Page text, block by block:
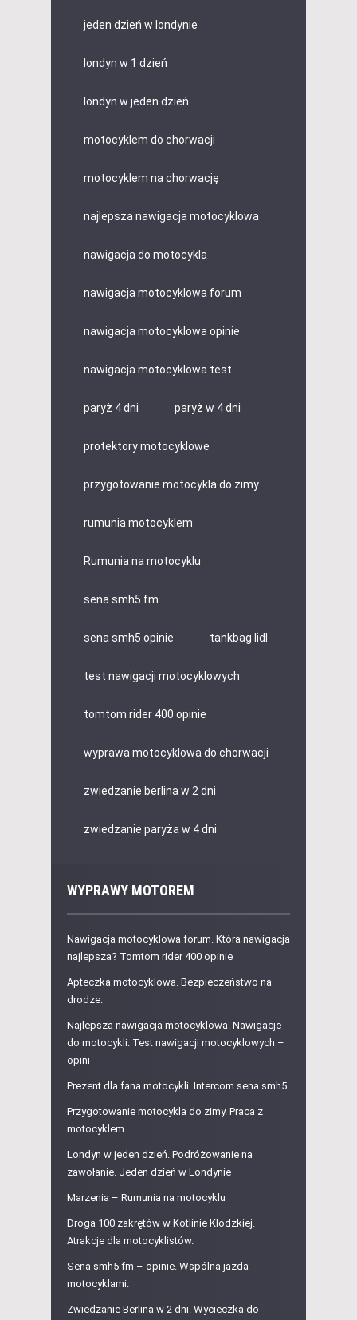
jeden dzień w londynie
londyn w 1 dzień
londyn w jeden dzień
motocyklem do chorwacji
motocyklem na chorwację
najlepsza nawigacja motocyklowa
nawigacja do motocykla
nawigacja motocyklowa forum
nawigacja motocyklowa opinie
nawigacja motocyklowa test
paryż 4 dni paryż w 4 dni
protektory motocyklowe
przygotowanie motocykla do zimy
rumunia motocyklem
Rumunia na motocyklu
sena smh5 fm
sena smh5 opinie tankbag lidl
test nawigacji motocyklowych
tomtom rider 400 opinie
wyprawa motocyklowa do chorwacji
zwiedzanie berlina w 2 dni
zwiedzanie paryża w 4 dni
WYPRAWY MOTOREM
Nawigacja motocyklowa forum. Która nawigacja
najlepsza? Tomtom rider 400 opinie
Apteczka motocyklowa. Bezpieczeństwo na
drodze.
Najlepsza nawigacja motocyklowa. Nawigacje
do motocykli. Test nawigacji motocyklowych –
opini
Prezent dla fana motocykli. Intercom sena smh5
Przygotowanie motocykla do zimy. Praca z
motocyklem.
Londyn w jeden dzień. Podróżowanie na
zawołanie. Jeden dzień w Londynie
Marzenia – Rumunia na motocyklu
Droga 100 zakrętów w Kotlinie Kłodzkiej.
Atrakcje dla motocyklistów.
Sena smh5 fm – opinie. Wspólna jazda
motocyklami.
Zwiedzanie Berlina w 2 dni. Wycieczka do